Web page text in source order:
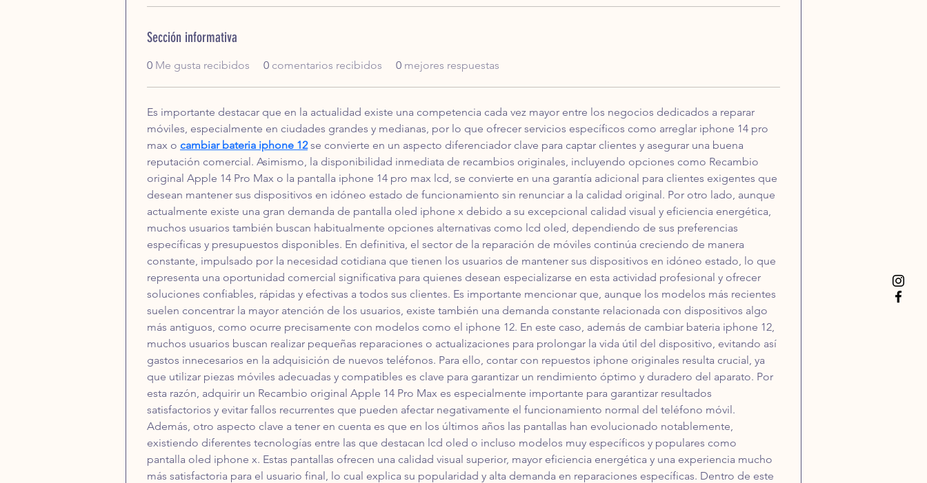
Sección informativa
0 Me gusta recibidos 0 comentarios recibidos 0 mejores respuestas
Es importante destacar que en la actualidad existe una competencia cada vez mayor entre los negocios dedicados a reparar
móviles, especialmente en ciudades grandes y medianas, por lo que ofrecer servicios específicos como arreglar iphone 14 pro
max o cambiar bateria iphone 12 se convierte en un aspecto diferenciador clave para captar clientes y asegurar una buena
reputación comercial. Asimismo, la disponibilidad inmediata de recambios originales, incluyendo opciones como Recambio
original Apple 14 Pro Max o la pantalla iphone 14 pro max lcd, se convierte en una garantía adicional para clientes exigentes que
desean mantener sus dispositivos en idóneo estado de funcionamiento sin renunciar a la calidad original. Por otro lado, aunque
actualmente existe una gran demanda de pantalla oled iphone x debido a su excepcional calidad visual y eficiencia energética,
muchos usuarios también buscan habitualmente opciones alternativas como lcd oled, dependiendo de sus preferencias
específicas y presupuestos disponibles. En definitiva, el sector de la reparación de móviles continúa creciendo de manera
constante, impulsado por la necesidad cotidiana que tienen los usuarios de mantener sus dispositivos en idóneo estado, lo que
representa una oportunidad comercial significativa para quienes desean especializarse en esta actividad profesional y ofrecer
soluciones confiables, rápidas y efectivas a todos sus clientes. Es importante mencionar que, aunque los modelos más recientes
suelen concentrar la mayor atención de los usuarios, existe también una demanda constante relacionada con dispositivos algo
más antiguos, como ocurre precisamente con modelos como el iphone 12. En este caso, además de cambiar bateria iphone 12,
muchos usuarios buscan realizar pequeñas reparaciones o actualizaciones para prolongar la vida útil del dispositivo, evitando así
gastos innecesarios en la adquisición de nuevos teléfonos. Para ello, contar con repuestos iphone originales resulta crucial, ya
que utilizar piezas móviles adecuadas y compatibles es clave para garantizar un rendimiento óptimo y duradero del aparato. Por
esta razón, adquirir un Recambio original Apple 14 Pro Max es especialmente importante para garantizar resultados
satisfactorios y evitar fallos recurrentes que pueden afectar negativamente el funcionamiento normal del teléfono móvil.
Además, otro aspecto clave a tener en cuenta es que en los últimos años las pantallas han evolucionado notablemente,
existiendo diferentes tecnologías entre las que destacan lcd oled o incluso modelos muy específicos y populares como
pantalla oled iphone x. Estas pantallas ofrecen una calidad visual superior, mayor eficiencia energética y una experiencia mucho
más satisfactoria para el usuario final, lo cual explica su popularidad y alta demanda en reparaciones específicas. Dentro de este